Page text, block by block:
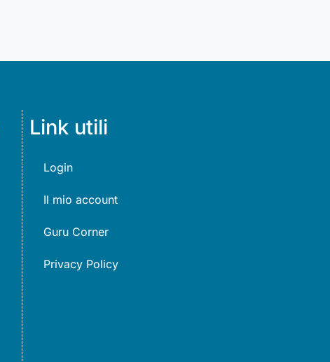
Link utili
Login
Il mio account
Guru Corner
Privacy Policy